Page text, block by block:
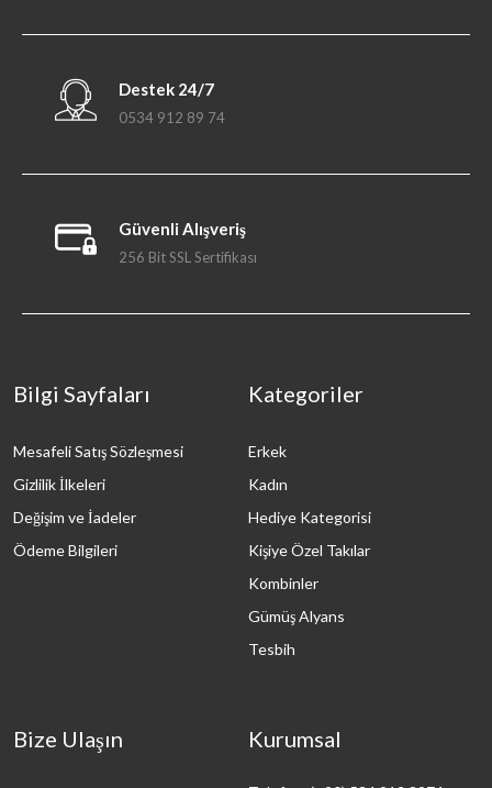
Destek 24/7
0534 912 89 74
Güvenli Alışveriş
256 Bit SSL Sertifikası
Bilgi Sayfaları
Mesafeli Satış Sözleşmesi
Gizlilik İlkeleri
Değişim ve İadeler
Ödeme Bilgileri
Kategoriler
Erkek
Kadın
Hediye Kategorisi
Kişiye Özel Takılar
Kombinler
Gümüş Alyans
Tesbih
Bize Ulaşın Kurumsal